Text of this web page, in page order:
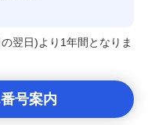
翌日)より1年間となりま
号案内